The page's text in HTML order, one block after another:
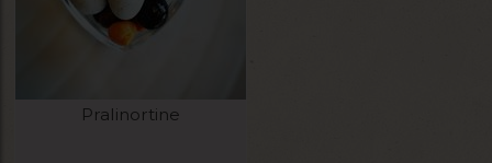
Pralinortine